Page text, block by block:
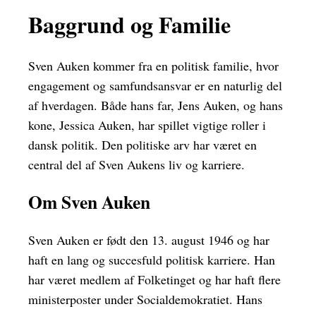
Baggrund og Familie
Sven Auken kommer fra en politisk familie, hvor
engagement og samfundsansvar er en naturlig del
af hverdagen. Både hans far, Jens Auken, og hans
kone, Jessica Auken, har spillet vigtige roller i
dansk politik. Den politiske arv har været en
central del af Sven Aukens liv og karriere.
Om Sven Auken
Sven Auken er født den 13. august 1946 og har
haft en lang og succesfuld politisk karriere. Han
har været medlem af Folketinget og har haft flere
ministerposter under Socialdemokratiet. Hans